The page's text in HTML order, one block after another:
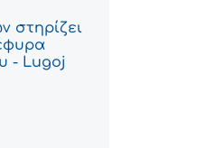
στηρίζει
- Lugoj